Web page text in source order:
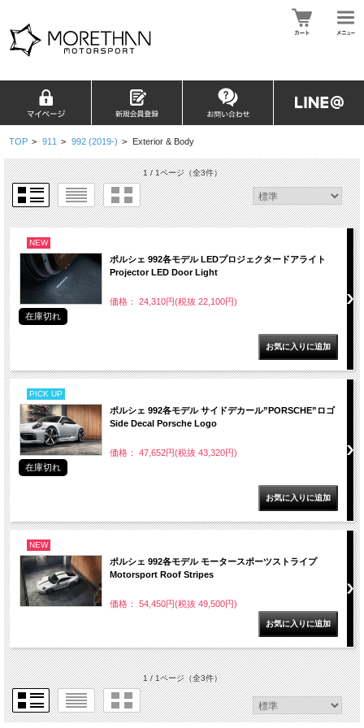
TOP > 911 > 992 (2019-) > Exterior & Body
1 / 1ページ（全3件）
NEW
ポルシェ 992各モデル LEDプロジェクタードアライト
Projector LED Door Light
価格： 24,310円(税抜 22,100円)
在庫切れ
PICK UP
ポルシェ 992各モデル サイドデカール”PORSCHE”ロゴ
Side Decal Porsche Logo
価格： 47,652円(税抜 43,320円)
在庫切れ
NEW
ポルシェ 992各モデル モータースポーツストライプ
Motorsport Roof Stripes
価格： 54,450円(税抜 49,500円)
1 / 1ページ（全3件）